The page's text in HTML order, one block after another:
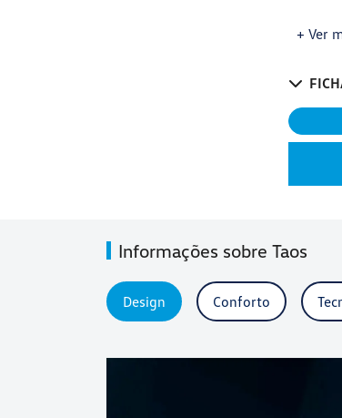
+ Ver
Informações sobre Taos
Design Conforto